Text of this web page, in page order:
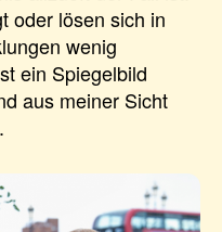
oder lösen sich in
wenig
ein Spiegelbild
aus meiner Sicht